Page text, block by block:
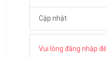
Cập nhật
Vui lòng đăng nhập